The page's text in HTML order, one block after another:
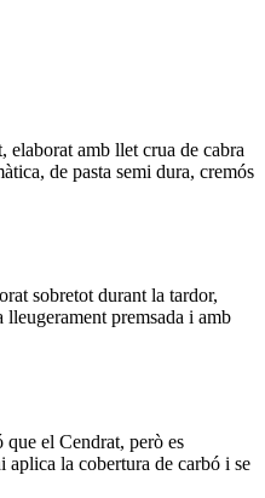
elaborat amb llet crua de cabra
de pasta semi dura, cremós
sobretot durant la tardor,
premsada i amb
el Cendrat, però es
aplica la cobertura de carbó i se